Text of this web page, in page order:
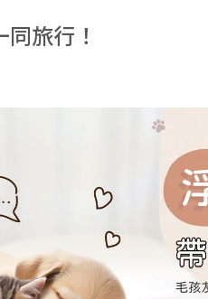
旅行！